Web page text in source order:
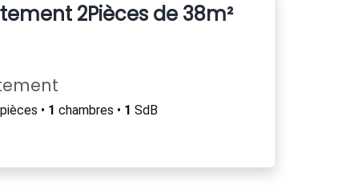
2Pièces de 38m²
• 1 chambres • 1 SdB